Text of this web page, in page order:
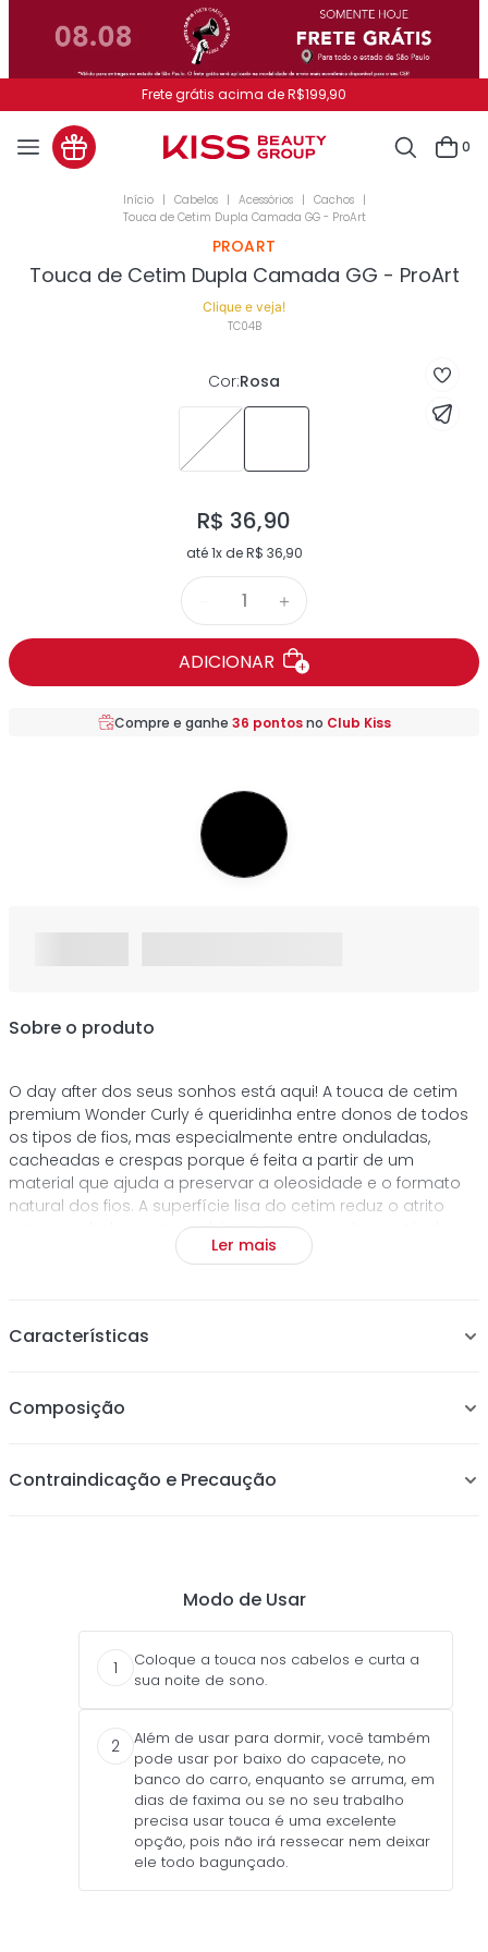
Frete grátis acima de R$199,90
0
Cabelos Acessórios
Cachos
Touca de Cetim Dupla Camada GG - ProArt
PROART
Touca de Cetim Dupla Camada GG - ProArt
Clique e veja!
TC04B
Cor:Rosa
R$ 36,90
até1x deR$ 36,90
＋
ADICIONAR
Compre e ganhe 36 pontosno Club Kiss
Sobre o produto
O day after dos seus sonhos está aqui! A touca de cetim
premium Wonder Curly é queridinha entre donos de todos
os tipos de fios, mas especialmente entre onduladas,
cacheadas e crespas porque é feita a partir de um
material que ajuda a preservar a oleosidade e o formato
natural dos fios. A superfície lisa do cetim reduz o atrito
entre o cabelo e outros objetos, preservando a cutícula
dos fios, mantendo-os mais saudáveis e hidratados, além
Ler mais
Características
Dupla camada
Confortável
Ajuda a manter a hidratação dos fios
Previne pontas duplas
Composição
Contraindicação e Precaução
Modo de Usar
1
Coloque a touca nos cabelos e curta a
sua noite de sono.
2
Além de usar para dormir, você também
pode usar por baixo do capacete, no
banco do carro, enquanto se arruma, em
dias de faxima ou se no seu trabalho
precisa usar touca é uma excelente
opção, pois não irá ressecar nem deixar
ele todo bagunçado.